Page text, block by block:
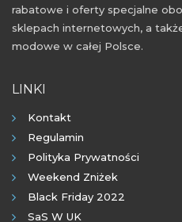
rabatowe i oferty specjalne
sklepach internetowych, a
modowe w całej Polsce.
LINKI
Kontakt
Regulamin
Polityka Prywatności
Weekend Zniżek
Black Friday 2022
SaS W UK